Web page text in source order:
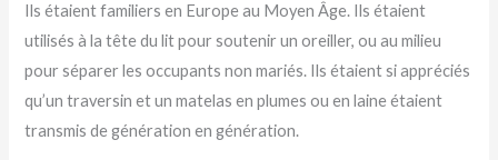
Ils étaient familiers en Europe au Moyen Âge. Ils étaient
utilisés à la tête du lit pour soutenir un oreiller, ou au milieu
pour séparer les occupants non mariés. Ils étaient si appréciés
qu’un traversin et un matelas en plumes ou en laine étaient
transmis de génération en génération.